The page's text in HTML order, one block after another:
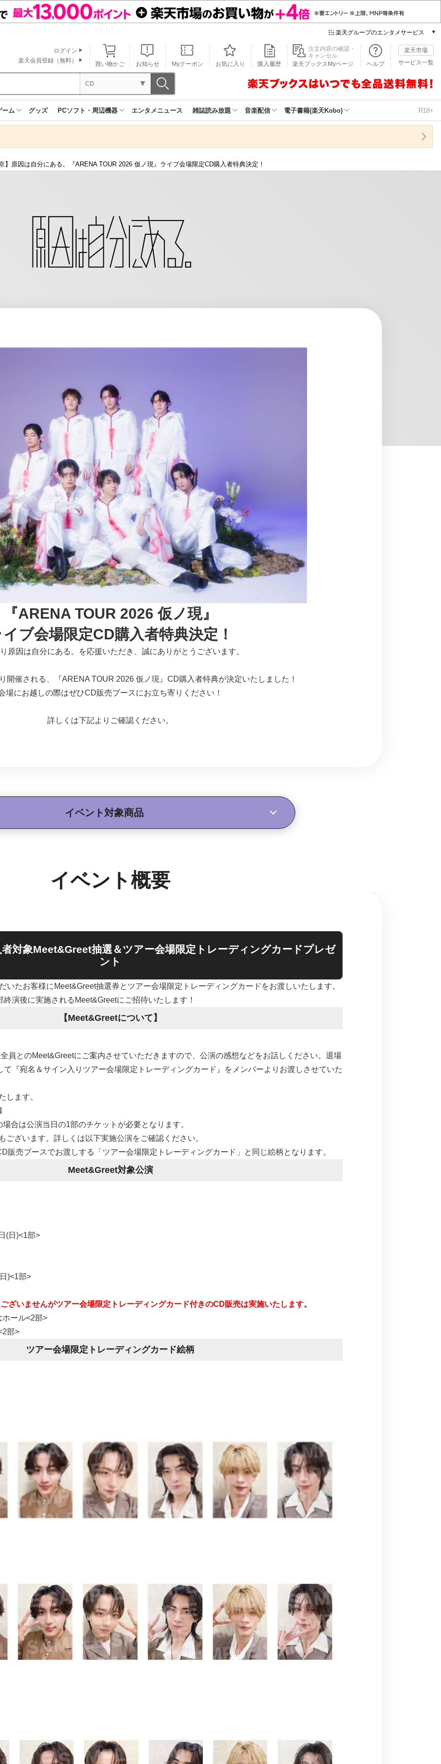
楽天グループのエンタメサービス
本/ゲーム/CD/DVD
楽天ブックス
楽天Kobo
楽天ミュージック
楽天TV
買い物かご お知らせ Myクーポン お気に入り 購入履歴
注文内容の確認・
キャンセル
楽天ブックスMyページ
ヘルプ
楽天市場
サービス一覧
ログイン
楽天会員登録（無料）
CD
ーム グッズ PCソフト・周辺機器 エンタメニュース 雑誌読み放題 音楽配信 電子書籍(楽天Kobo) R18+
】原因は自分にある。『ARENA TOUR 2026 仮ノ現』ライブ会場限定CD購入者特典決定！
『ARENA TOUR 2026 仮ノ現』
ブ会場限定CD購入者特典決定！
原因は自分にある。を応援いただき、誠にありがとうございます。
開催される、『ARENA TOUR 2026 仮ノ現』CD購入者特典が決定いたしました！
場にお越しの際はぜひCD販売ブースにお立ち寄りください！
詳しくは下記よりご確認ください。
イベント対象商品
イベント概要
対象Meet&Greet抽選＆ツアー会場限定 トレーディングカードプレゼ
ント
いたお客様にMeet&Greet抽選券とツアー会場限定トレーディングカードをお渡しいたします。
演後に実施されるMeet&Greetにご招待いたします！
【Meet&Greetについて】
員とのMeet&Greetにご案内させていただきますので、公演の感想などをお話しください。退場
『宛名＆サイン入りツアー会場限定トレーディングカード』をメンバーよりお渡しさせていた
します。
合は公演当日の1部のチケットが必要となります。
ざいます。詳しくは以下実施公演をご確認ください。
売ブースでお渡しする「ツアー会場限定トレーディングカード」と同じ絵柄となります。
Meet&Greet対象公演
(日)<1部>
)<1部>
いませんがツアー会場限定トレーディングカード付きのCD販売は実施いたします。
ール<2部>
部>
ツアー会場限定トレーディングカード絵柄